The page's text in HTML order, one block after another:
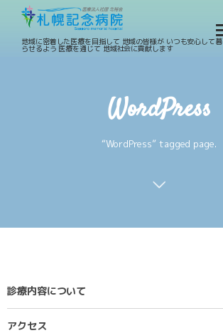
地域に密着した医療を目指して 地域の皆様が いつも安心して暮
らせるよう 医療を通じて 地域社会に貢献します
WordPress
“WordPress” tagged page.
診療内容について
アクセス